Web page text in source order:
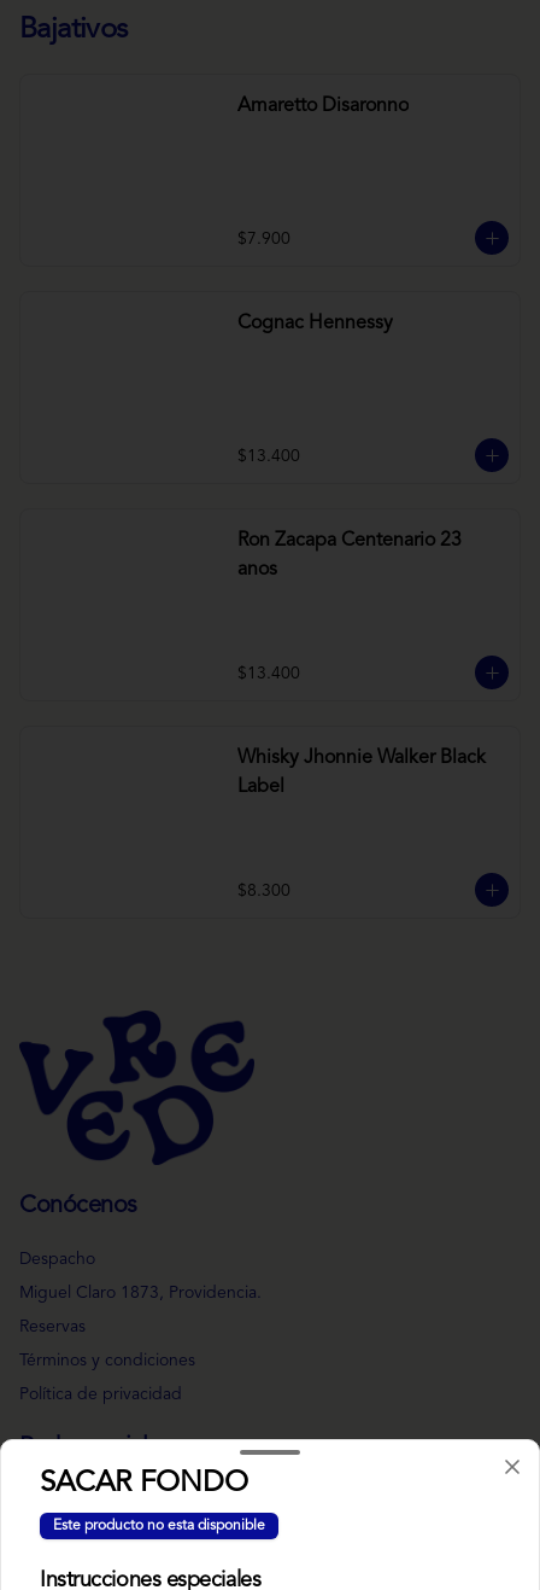
Bajativos
Amaretto Disaronno
$7.900
Cognac Hennessy
$13.400
Ron Zacapa Centenario 23
anos
$13.400
Whisky Jhonnie Walker Black
Label
$8.300
Conócenos
Despacho
Miguel Claro 1873, Providencia.
Reservas
Términos y condiciones
Política de privacidad
Redes sociales
Facebook
SACAR FONDO
Este producto no esta disponible
Instrucciones especiales